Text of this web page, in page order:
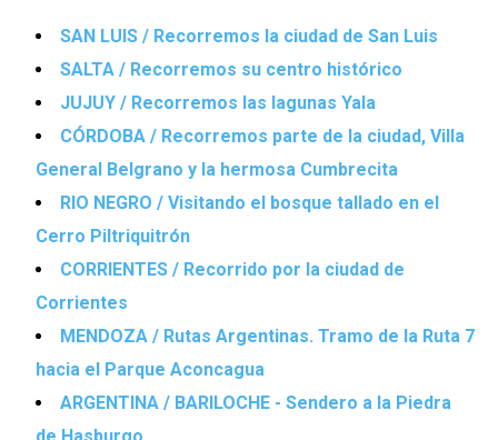
SAN LUIS / Recorremos la ciudad de San Luis
SALTA / Recorremos su centro histórico
JUJUY / Recorremos las lagunas Yala
CÓRDOBA / Recorremos parte de la ciudad, Villa
General Belgrano y la hermosa Cumbrecita
RIO NEGRO / Visitando el bosque tallado en el
Cerro Piltriquitrón
CORRIENTES / Recorrido por la ciudad de
Corrientes
MENDOZA / Rutas Argentinas. Tramo de la Ruta 7
hacia el Parque Aconcagua
ARGENTINA / BARILOCHE - Sendero a la Piedra